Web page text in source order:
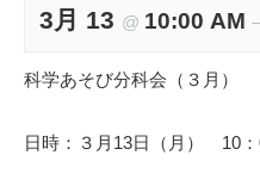
3月 13 @ 10:00 AM –
科学あそび分科会（３月）
日時：３月13日（月） 10：